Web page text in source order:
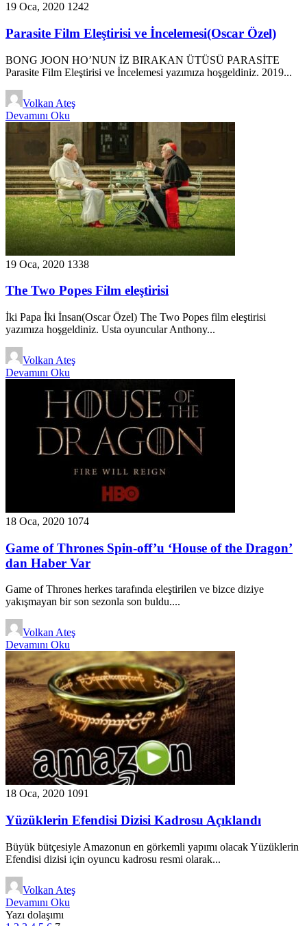
19 Oca, 2020 1242
Parasite Film Eleştirisi ve İncelemesi(Oscar Özel)
BONG JOON HO’NUN İZ BIRAKAN ÜTÜSÜ PARASİTE
Parasite Film Eleştirisi ve İncelemesi yazımıza hoşgeldiniz. 2019...
Volkan Ateş
Devamını Oku
19 Oca, 2020 1338
The Two Popes Film eleştirisi
İki Papa İki İnsan(Oscar Özel) The Two Popes film eleştirisi
yazımıza hoşgeldiniz. Usta oyuncular Anthony...
Volkan Ateş
Devamını Oku
18 Oca, 2020 1074
Game of Thrones Spin-off’u ‘House of the Dragon’
dan Haber Var
Game of Thrones herkes tarafında eleştirilen ve bizce diziye
yakışmayan bir son sezonla son buldu....
Volkan Ateş
Devamını Oku
18 Oca, 2020 1091
Yüzüklerin Efendisi Dizisi Kadrosu Açıklandı
Büyük bütçesiyle Amazonun en görkemli yapımı olacak Yüzüklerin
Efendisi dizisi için oyuncu kadrosu resmi olarak...
Volkan Ateş
Devamını Oku
Yazı dolaşımı